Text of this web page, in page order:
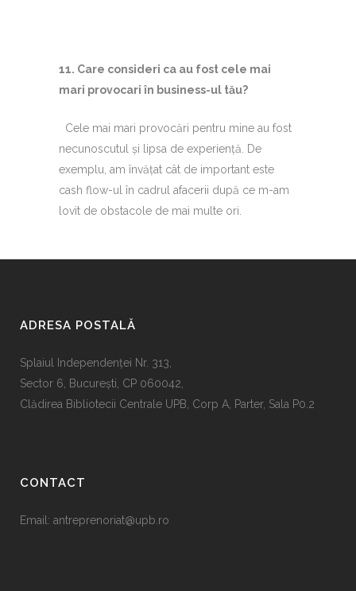
11.⁠ ⁠⁠Care consideri ca au fost cele mai
mari provocari în business-ul tău?
Cele mai mari provocări pentru mine au fost
necunoscutul și lipsa de experiență. De
exemplu, am învățat cât de important este
cash flow-ul în cadrul afacerii după ce m-am
lovit de obstacole de mai multe ori.
ADRESA POSTALĂ
Splaiul Independenţei Nr. 313,
Sector 6, Bucureşti, CP 060042,
Clădirea Bibliotecii Centrale UPB, Corp A, Parter, Sala P0.2
CONTACT
Email: antreprenoriat@upb.ro